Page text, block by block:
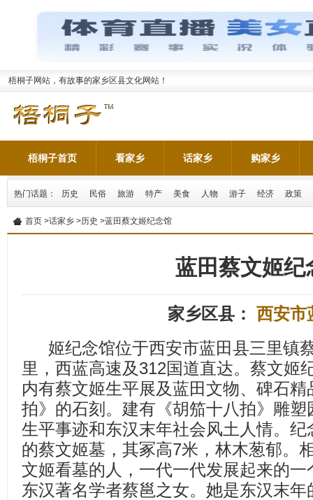
梧桐子网站，有故事的家乡区县文化网站！
梧桐子首页 看家乡 话家乡 购家乡
热门话题： 历史 民俗 旅游 特产 美食 人物 游子 经济 政策
首页 >话家乡 >历史 >蓝田蔡文姬纪念馆
蓝田蔡文姬纪
家乡区县： 西安市
姬纪念馆位于西安市蓝田县三里镇
里，西蓝高速及312国道直达。蔡文姬
内有蔡文姬生平展及蓝田文物、碑石
拍》的石刻。建有《胡笳十八拍》雕
生平事迹和东汉末年社会风土人情。
的蔡文姬墓，其冢高7米，林木葱郁。
文姬看墓的人，一代一代发展起来的
东汉著名学者蔡邕之女。她是东汉末